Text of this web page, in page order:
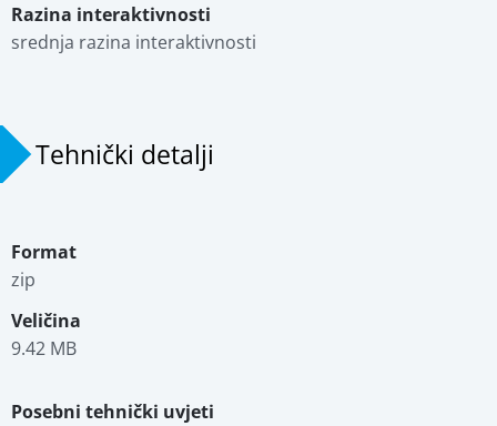
Razina interaktivnosti
srednja razina interaktivnosti
Tehnički detalji
Format
zip
Veličina
9.42 MB
Posebni tehnički uvjeti